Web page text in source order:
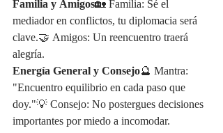
Familia y Amigos🏡 Familia: Sé el
mediador en conflictos, tu diplomacia será
clave.🤝 Amigos: Un reencuentro traerá
alegría.
Energía General y Consejo🔮 Mantra:
"Encuentro equilibrio en cada paso que
doy."💡 Consejo: No postergues decisiones
importantes por miedo a incomodar.